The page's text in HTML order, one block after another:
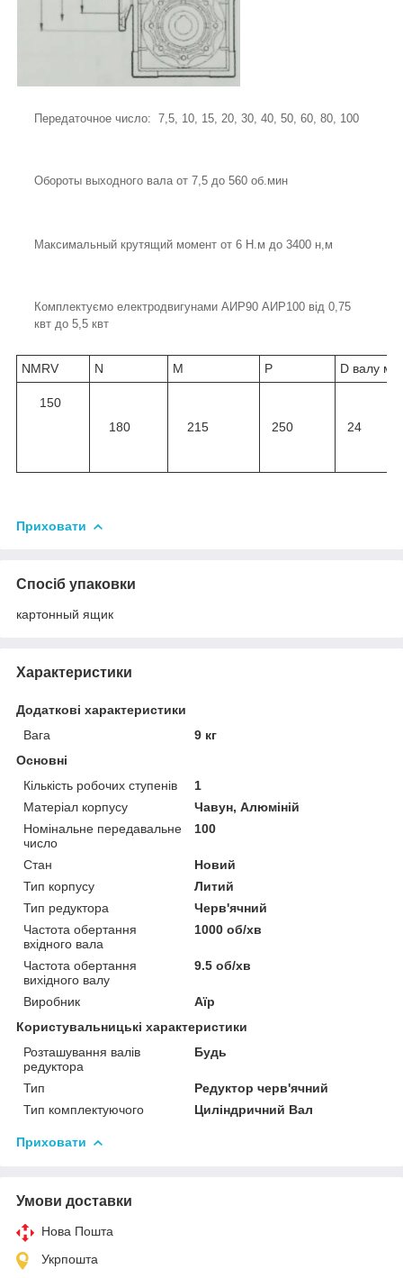
Передаточное число: 7,5, 10, 15, 20, 30, 40, 50, 60, 80, 100
Обороты выходного вала от 7,5 до 560 об.мин
Максимальный крутящий момент от 6 Н.м до 3400 н,м
Комплектуємо електродвигунами АИР90 АИР100 від 0,75
квт до 5,5 квт
NMRV N M P D валу мм
150
180
215 250 24
Приховати
Спосіб упаковки
картонный ящик
Характеристики
Додаткові характеристики
Вага
9 кг
Основні
Кількість робочих ступенів
1
Матеріал корпусу
Чавун, Алюміній
Номінальне передавальне
число
100
Стан
Новий
Тип корпусу
Литий
Тип редуктора
Черв'ячний
Частота обертання
вхідного вала
1000 об/хв
Частота обертання
вихідного валу
9.5 об/хв
Виробник
Аїр
Користувальницькі характеристики
Розташування валів
редуктора
Будь
Тип
Редуктор черв'ячний
Тип комплектуючого
Циліндричний Вал
Приховати
Умови доставки
Нова Пошта
Укрпошта